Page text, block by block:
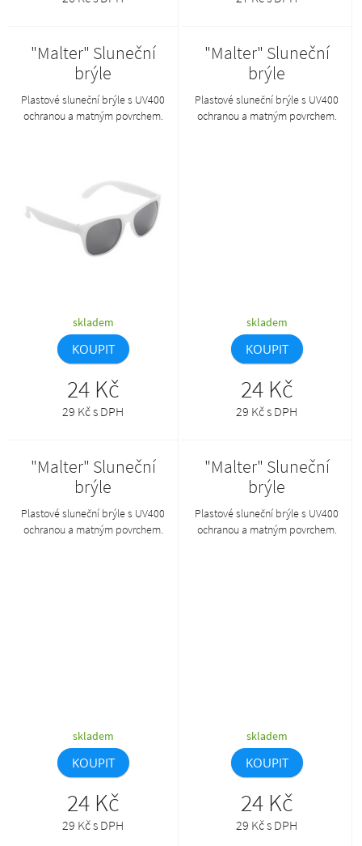
"Malter" Sluneční
brýle
Plastové sluneční brýle s UV400
ochranou a matným povrchem.
skladem
KOUPIT
24 Kč
29 Kč s DPH
"Malter" Sluneční
brýle
Plastové sluneční brýle s UV400
ochranou a matným povrchem.
skladem
KOUPIT
24 Kč
29 Kč s DPH
"Malter" Sluneční
brýle
Plastové sluneční brýle s UV400
ochranou a matným povrchem.
skladem
KOUPIT
24 Kč
29 Kč s DPH
"Malter" Sluneční
brýle
Plastové sluneční brýle s UV400
ochranou a matným povrchem.
skladem
KOUPIT
24 Kč
29 Kč s DPH